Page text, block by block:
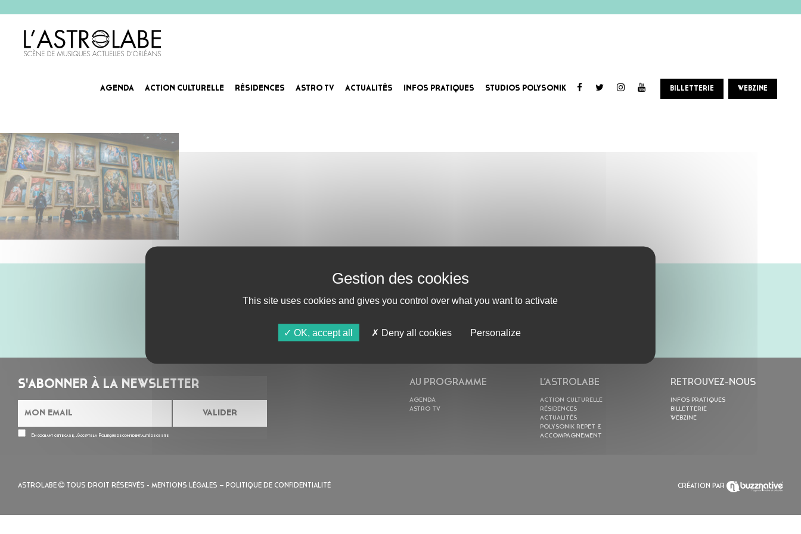
AGENDA ACTION CULTURELLE RÉSIDENCES ASTRO TV ACTUALITÉS INFOS PRATIQUES STUDIOS POLYSONIK BILLETTERIE WEBZINE
ABONNE-TOI !
S'ABONNER À LA NEWSLETTER
En cochant cette case, j’accepte la Politique de confidentialitéde ce site
AU PROGRAMME
AGENDA
ASTRO TV
L’ASTROLABE
ACTION CULTURELLE
RÉSIDENCES
ACTUALITÉS
POLYSONIK REPET &
ACCOMPAGNEMENT
RETROUVEZ-NOUS
INFOS PRATIQUES
BILLETTERIE
WEBZINE
ASTROLABE TOUS DROIT RÉSERVÉS - MENTIONS LÉGALES – POLITIQUE DE CONFIDENTIALITÉ CRÉATION PAR
This site uses cookies and gives you control over what you want to activate
OK, accept all Deny all cookies Personalize